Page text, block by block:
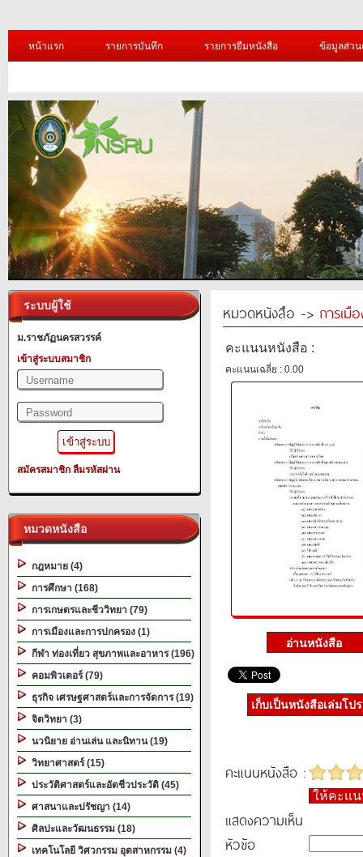
หน้าแรก รายการบันทึก รายการยืมหนังสือ ข้อมูลส่ว
ระบบผู้ใช้
ม.ราชภัฏนครสวรรค์
เข้าสู่ระบบสมาชิก
สมัครสมาชิก ลืมรหัสผ่าน
หมวดหนังสือ
กฎหมาย (4)
การศึกษา (168)
การเกษตรและชีววิทยา (79)
การเมืองและการปกครอง (1)
กีฬา ท่องเที่ยว สุขภาพและอาหาร (196)
คอมพิวเตอร์ (79)
ธุรกิจ เศรษฐศาสตร์และการจัดการ (19)
จิตวิทยา (3)
นวนิยาย อ่านเล่น และนิทาน (19)
วิทยาศาสตร์ (15)
ประวัติศาสตร์และอัตชีวประวัติ (45)
ศาสนาและปรัชญา (14)
ศิลปะและวัฒนธรรม (18)
เทคโนโลยี วิศวกรรม อุตสาหกรรม (4)
หมวดหนังสือ -> การเมื
คะแนนหนังสือ :
คะแนนเฉลี่ย : 0.00
เก็บเป็นหนังสือเล่มโป
คะแนนหนังสือ :
ให้คะแ
แสดงความเห็น
หัวข้อ